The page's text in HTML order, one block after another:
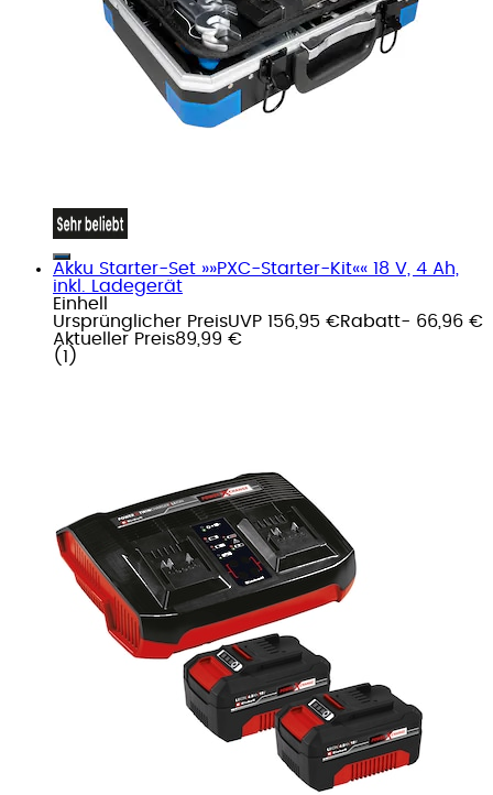
Akku Starter-Set »»PXC-Starter-Kit«« 18 V, 4 Ah,
inkl. Ladegerät
Einhell
Ursprünglicher PreisUVP 156,95 €Rabatt- 66,96 €
Aktueller Preis89,99 €
( 1 )